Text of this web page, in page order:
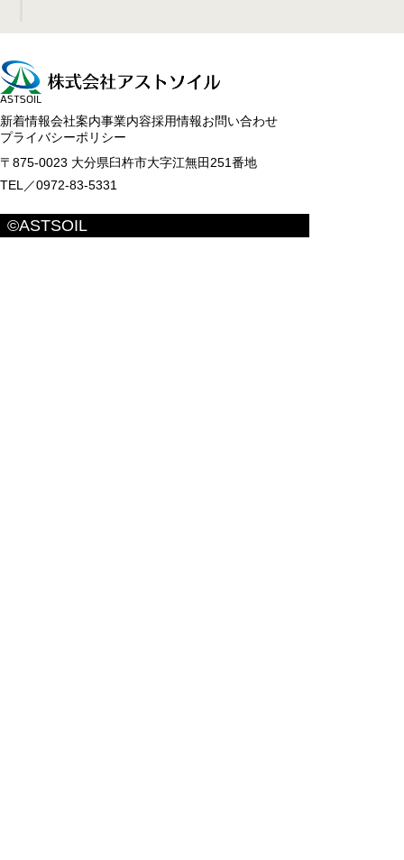
新着情報会社案内事業内容採用情報お問い合わせ
プライバシーポリシー
〒875-0023 大分県臼杵市大字江無田251番地
TEL／0972-83-5331
©ASTSOIL